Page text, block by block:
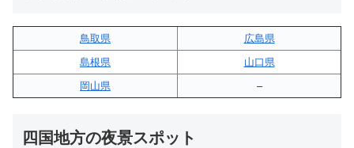
鳥取県
広島県
島根県
山口県
岡山県
–
四国地方の夜景スポット